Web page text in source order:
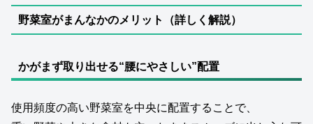
野菜室がまんなかのメリット（詳しく解説）
かがまず取り出せる“腰にやさしい”配置
使用頻度の高い野菜室を中央に配置することで、